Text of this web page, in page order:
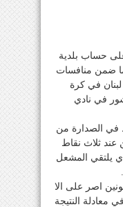
حساب بلدية
ضمن منافسات
في كرة
في نادي
الصدارة من
عند ثلاث نقاط
يلتقي المشعل
اصر على الا
معادلة النتيجة